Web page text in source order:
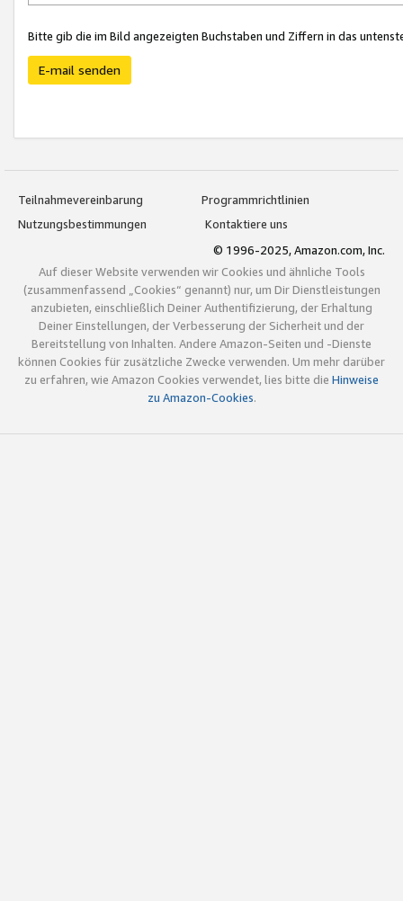
Bitte gib die im Bild angezeigten Buchstaben und Ziffern in das
E-mail senden
Teilnahmevereinbarung
Programmrichtlinien
Nutzungsbestimmungen
Kontaktiere uns
© 1996-2025, Amazon.com, Inc.
Auf dieser Website verwenden wir Cookies und ähnliche Tools
(zusammenfassend „Cookies“ genannt) nur, um Dir Dienstleistungen
anzubieten, einschließlich Deiner Authentifizierung, der Erhaltung
Deiner Einstellungen, der Verbesserung der Sicherheit und der
Bereitstellung von Inhalten. Andere Amazon-Seiten und -Dienste
können Cookies für zusätzliche Zwecke verwenden. Um mehr darüber
zu erfahren, wie Amazon Cookies verwendet, lies bitte die Hinweise
zu Amazon-Cookies.